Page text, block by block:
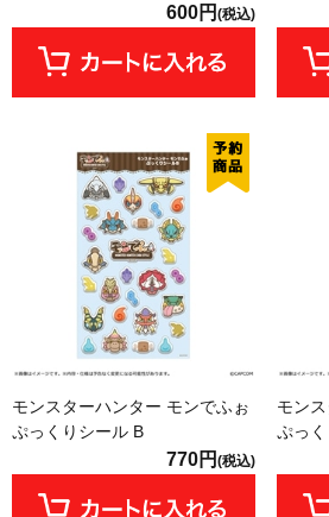
600円 (税込)
モンスターハンター モンでふぉ
ぷっくりシール B
770円 (税込)
モン
ぷっ